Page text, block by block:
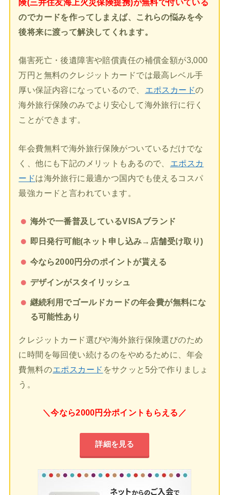
険(三井住友海上火災保険提携)が無料で付いている
のでカードを作ってしまえば、これらの悩みを今
後将来に渡って解決してくれます。
傷害死亡・後遺障害や賠償責任の補償金額が3,000
万円と無料のクレジットカードでは最高レベル手
厚い保証内容になっているので、
エポスカードの
海外旅行保険のみでより安心して海外旅行に行く
ことができます。
年会費無料で海外旅行保険がついているだけでな
く、他にも下記のメリットもあるので、
エポスカ
ードは海外旅行に最適かつ国内でも使えるコスパ
最強カードと言われています。
海外で一番普及しているVISAブランド
即日発行可能(ネット申し込み→店舗受け取り)
今なら2000円分のポイントが貰える
デザインがスタイリッシュ
継続利用でゴールドカードの年会費が無料にな
る可能性あり
クレジットカード選びや海外旅行保険選びのため
に時間を毎回使い続けるのをやめるために、年会
費無料のエポスカード をサクッと5分で作りましょ
う。
＼今なら2000円分ポイントもらえる／
詳細を見る